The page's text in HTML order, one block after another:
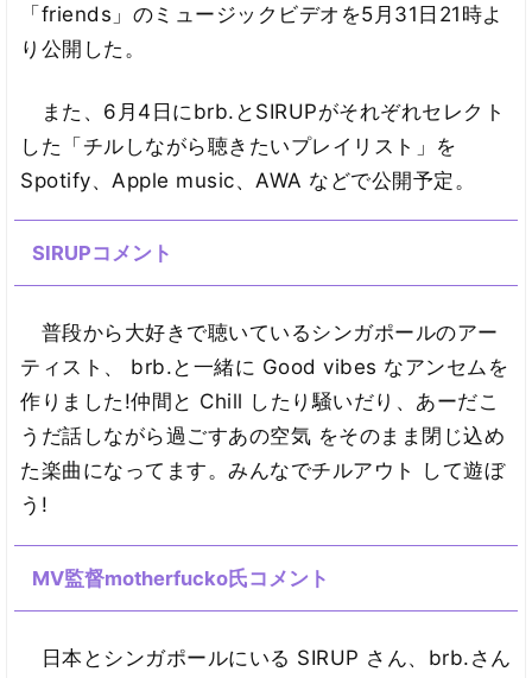
「friends」のミュージックビデオを5月31日21時よ
り公開した。
また、6月4日にbrb.とSIRUPがそれぞれセレクト
した「チルしながら聴きたいプレイリスト」を
Spotify、Apple music、AWA などで公開予定。
SIRUPコメント
普段から大好きで聴いているシンガポールのアー
ティスト、 brb.と一緒に Good vibes なアンセムを
作りました!仲間と Chill したり騒いだり、あーだこ
うだ話しながら過ごすあの空気 をそのまま閉じ込め
た楽曲になってます。みんなでチルアウト して遊ぼ
う!
MV監督motherfucko氏コメント
日本とシンガポールにいる SIRUP さん、brb.さん